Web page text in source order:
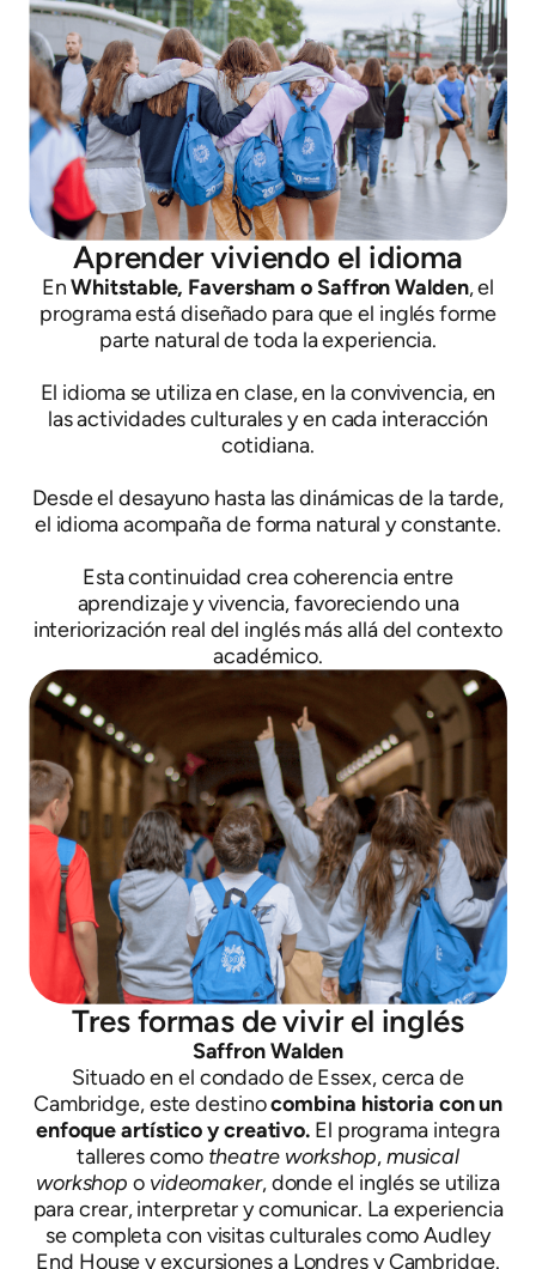
Aprender viviendo el idioma
EnWhitstable, Faversham o Saffron Walden, el
programa está diseñado para que el inglés forme
parte natural de toda la experiencia.
El idioma se utiliza en clase, en la convivencia, en
las actividades culturales y en cada interacción
cotidiana.
Desde el desayuno hasta las dinámicas de la tarde,
el idioma acompaña de forma natural y constante.
Esta continuidad crea coherencia entre
aprendizaje y vivencia, favoreciendo una
interiorización real del inglés más allá del contexto
académico.
Tres formas de vivir el inglés
Saffron Walden
Situado en el condado de Essex, cerca de
Cambridge, este destinocombina historia con un
enfoque artístico y creativo. El programa integra
talleres como theatre workshop,musical
workshop o videomaker, donde el inglés se utiliza
para crear, interpretar y comunicar. La experiencia
se completa con visitas culturales como Audley
End House y excursiones a Londres y Cambridge.